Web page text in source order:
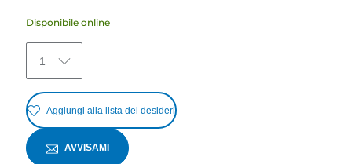
371
recensioni
Disponibile online
1
Aggiungi alla lista dei desideri
AVVISAMI